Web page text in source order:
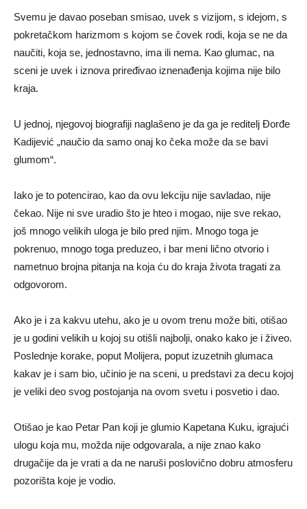
Svemu je davao poseban smisao, uvek s vizijom, s idejom, s
pokretačkom harizmom s kojom se čovek rodi, koja se ne da
naučiti, koja se, jednostavno, ima ili nema. Kao glumac, na
sceni je uvek i iznova priređivao iznenađenja kojima nije bilo
kraja.
U jednoj, njegovoj biografiji naglašeno je da ga je reditelj Đorđe
Kadijević „naučio da samo onaj ko čeka može da se bavi
glumom“.
Iako je to potencirao, kao da ovu lekciju nije savladao, nije
čekao. Nije ni sve uradio što je hteo i mogao, nije sve rekao,
još mnogo velikih uloga je bilo pred njim. Mnogo toga je
pokrenuo, mnogo toga preduzeo, i bar meni lično otvorio i
nametnuo brojna pitanja na koja ću do kraja života tragati za
odgovorom.
Ako je i za kakvu utehu, ako je u ovom trenu može biti, otišao
je u godini velikih u kojoj su otišli najbolji, onako kako je i živeo.
Poslednje korake, poput Molijera, poput izuzetnih glumaca
kakav je i sam bio, učinio je na sceni, u predstavi za decu kojoj
je veliki deo svog postojanja na ovom svetu i posvetio i dao.
Otišao je kao Petar Pan koji je glumio Kapetana Kuku, igrajući
ulogu koja mu, možda nije odgovarala, a nije znao kako
drugačije da je vrati a da ne naruši poslovično dobru atmosferu
pozorišta koje je vodio.